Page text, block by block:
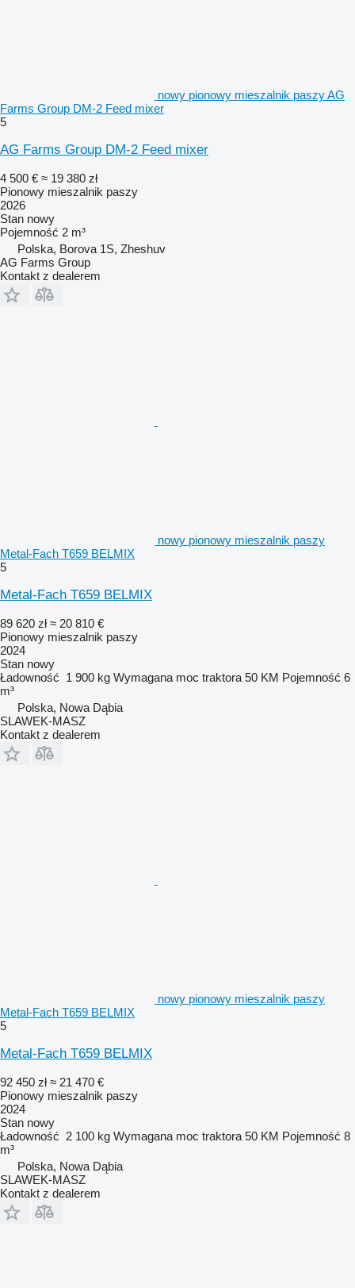
nowy pionowy mieszalnik paszy AG
Farms Group DM-2 Feed mixer
5
AG Farms Group DM-2 Feed mixer
4 500 € ≈ 19 380 zł
Pionowy mieszalnik paszy
2026
Stan nowy
Pojemność 2 m³
Polska, Borova 1S, Zheshuv
AG Farms Group
Kontakt z dealerem
nowy pionowy mieszalnik paszy
Metal-Fach T659 BELMIX
5
Metal-Fach T659 BELMIX
89 620 zł ≈ 20 810 €
Pionowy mieszalnik paszy
2024
Stan nowy
Ładowność 1 900 kg Wymagana moc traktora 50 KM Pojemność 6
m³
Polska, Nowa Dąbia
SLAWEK-MASZ
Kontakt z dealerem
nowy pionowy mieszalnik paszy
Metal-Fach T659 BELMIX
5
Metal-Fach T659 BELMIX
92 450 zł ≈ 21 470 €
Pionowy mieszalnik paszy
2024
Stan nowy
Ładowność 2 100 kg Wymagana moc traktora 50 KM Pojemność 8
m³
Polska, Nowa Dąbia
SLAWEK-MASZ
Kontakt z dealerem